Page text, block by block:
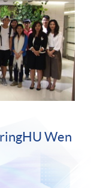
Wen